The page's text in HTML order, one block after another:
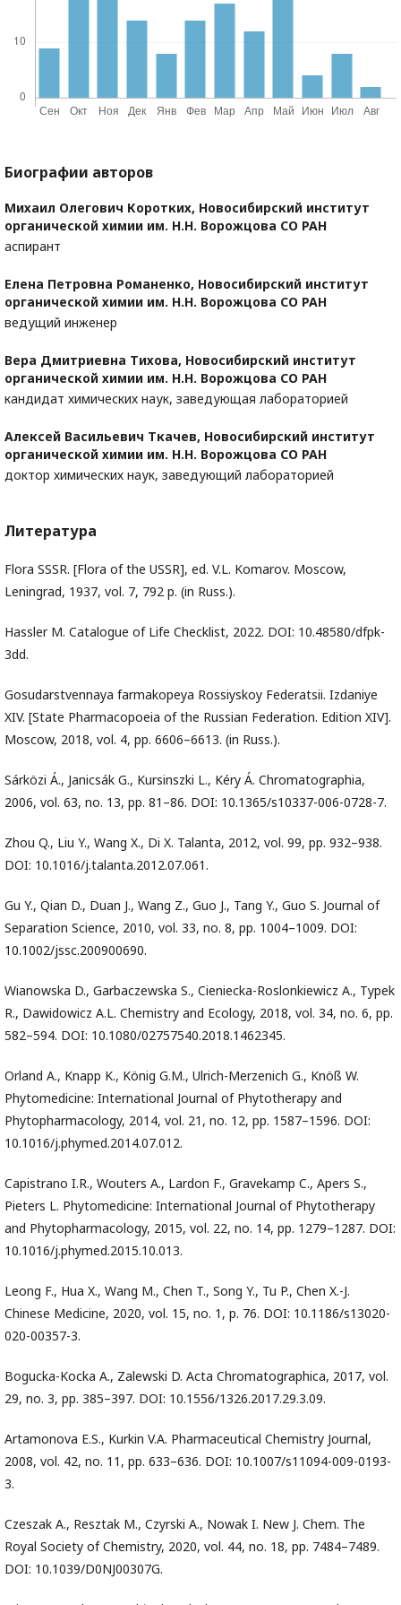
Биографии авторов
Михаил Олегович Коротких, Новосибирский институт
органической химии им. Н.Н. Ворожцова СО РАН
аспирант
Елена Петровна Романенко, Новосибирский институт
органической химии им. Н.Н. Ворожцова СО РАН
ведущий инженер
Вера Дмитриевна Тихова, Новосибирский институт
органической химии им. Н.Н. Ворожцова СО РАН
кандидат химических наук, заведующая лабораторией
Алексей Васильевич Ткачев, Новосибирский институт
органической химии им. Н.Н. Ворожцова СО РАН
доктор химических наук, заведующий лабораторией
Литература
Flora SSSR. [Flora of the USSR], ed. V.L. Komarov. Moscow,
Leningrad, 1937, vol. 7, 792 p. (in Russ.).
Hassler M. Catalogue of Life Checklist, 2022. DOI: 10.48580/dfpk-
3dd.
Gosudarstvennaya farmakopeya Rossiyskoy Federatsii. Izdaniye
XIV. [State Pharmacopoeia of the Russian Federation. Edition XIV].
Moscow, 2018, vol. 4, pp. 6606–6613. (in Russ.).
Sárközi Á., Janicsák G., Kursinszki L., Kéry Á. Chromatographia,
2006, vol. 63, no. 13, pp. 81–86. DOI: 10.1365/s10337-006-0728-7.
Zhou Q., Liu Y., Wang X., Di X. Talanta, 2012, vol. 99, pp. 932–938.
DOI: 10.1016/j.talanta.2012.07.061.
Gu Y., Qian D., Duan J., Wang Z., Guo J., Tang Y., Guo S. Journal of
Separation Science, 2010, vol. 33, no. 8, pp. 1004–1009. DOI:
10.1002/jssc.200900690.
Wianowska D., Garbaczewska S., Cieniecka-Roslonkiewicz A., Typek
R., Dawidowicz A.L. Chemistry and Ecology, 2018, vol. 34, no. 6, pp.
582–594. DOI: 10.1080/02757540.2018.1462345.
Orland A., Knapp K., König G.M., Ulrich-Merzenich G., Knöß W.
Phytomedicine: International Journal of Phytotherapy and
Phytopharmacology, 2014, vol. 21, no. 12, pp. 1587–1596. DOI:
10.1016/j.phymed.2014.07.012.
Capistrano I.R., Wouters A., Lardon F., Gravekamp C., Apers S.,
Pieters L. Phytomedicine: International Journal of Phytotherapy
and Phytopharmacology, 2015, vol. 22, no. 14, pp. 1279–1287. DOI:
10.1016/j.phymed.2015.10.013.
Leong F., Hua X., Wang M., Chen T., Song Y., Tu P., Chen X.-J.
Chinese Medicine, 2020, vol. 15, no. 1, p. 76. DOI: 10.1186/s13020-
020-00357-3.
Bogucka-Kocka A., Zalewski D. Acta Chromatographica, 2017, vol.
29, no. 3, pp. 385–397. DOI: 10.1556/1326.2017.29.3.09.
Artamonova E.S., Kurkin V.A. Pharmaceutical Chemistry Journal,
2008, vol. 42, no. 11, pp. 633–636. DOI: 10.1007/s11094-009-0193-
3.
Czeszak A., Resztak M., Czyrski A., Nowak I. New J. Chem. The
Royal Society of Chemistry, 2020, vol. 44, no. 18, pp. 7484–7489.
DOI: 10.1039/D0NJ00307G.